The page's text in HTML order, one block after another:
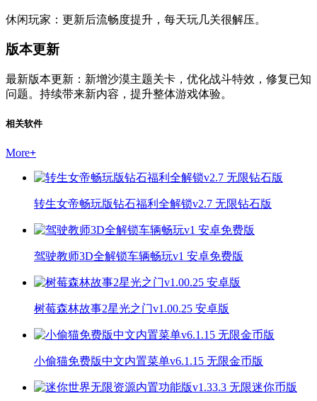
休闲玩家：更新后流畅度提升，每天玩几关很解压。
版本更新
最新版本更新：新增沙漠主题关卡，优化战斗特效，修复已知
问题。持续带来新内容，提升整体游戏体验。
相关软件
More+
转生女帝畅玩版钻石福利全解锁v2.7 无限钻石版
驾驶教师3D全解锁车辆畅玩v1 安卓免费版
树莓森林故事2星光之门v1.00.25 安卓版
小偷猫免费版中文内置菜单v6.1.15 无限金币版